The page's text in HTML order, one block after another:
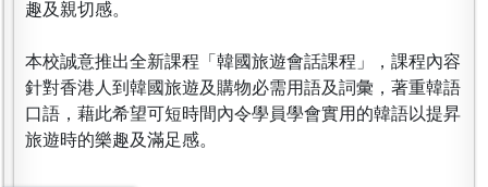
趣及親切感。
本校誠意推出全新課程「韓國旅遊會話課程」，課程內容
針對香港人到韓國旅遊及購物必需用語及詞彙，著重韓語
口語，藉此希望可短時間內令學員學會實用的韓語以提昇
旅遊時的樂趣及滿足感。